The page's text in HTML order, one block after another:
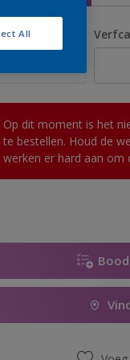
Op dit moment is het
te bestellen. Houd de
werken er hard aan om
All